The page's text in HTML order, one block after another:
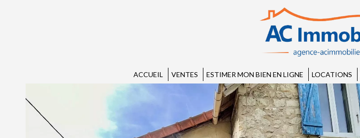
ACCUEIL VENTES ESTIMER MON BIEN EN LIGNE LOCATIONS